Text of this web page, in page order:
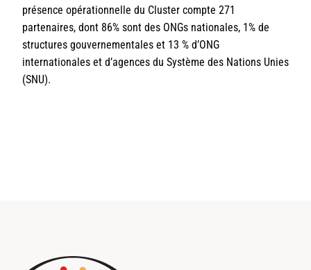
présence opérationnelle du Cluster compte 271
partenaires, dont 86% sont des ONGs nationales, 1% de
structures gouvernementales et 13 % d’ONG
internationales et d’agences du Système des Nations Unies
(SNU).